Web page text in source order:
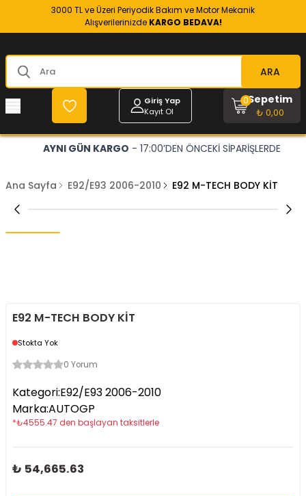
3000 TL ve Üzeri Periyodik Bakım ve Motor Mekanik
Alışverilerinizde KARGO BEDAVA!
ARA
Giriş Yap
Kayıt Ol
Sepetim
₺ 0,00
0
AYNI GÜN KARGO - 17:00’DEN ÖNCEKİ SİPARİŞLERDE
Ana Sayfa E92/E93 2006-2010 E92 M-TECH BODY KİT
E92 M-TECH BODY KİT
Stokta Yok
0 Yorum
Kategori:E92/E93 2006-2010
Marka:AUTOGP
*₺4555.47 den başlayan taksitlerle
₺ 54,665.63